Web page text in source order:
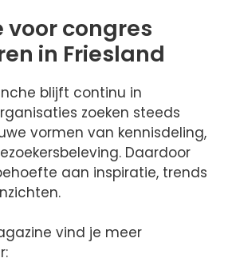
voor congres
in Friesland
blijft continu in
zoeken steeds
vormen van kennisdeling,
Daardoor
aan inspiratie, trends
vind je meer